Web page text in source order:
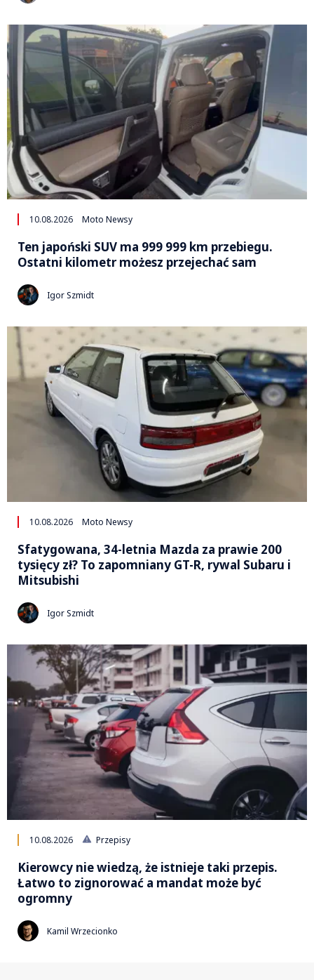
10.08.2026 Moto Newsy
Ten japoński SUV ma 999 999 km przebiegu.
Ostatni kilometr możesz przejechać sam
Igor Szmidt
10.08.2026 Moto Newsy
Sfatygowana, 34-letnia Mazda za prawie 200
tysięcy zł? To zapomniany GT-R, rywal Subaru i
Mitsubishi
Igor Szmidt
10.08.2026 Przepisy
Kierowcy nie wiedzą, że istnieje taki przepis.
Łatwo to zignorować a mandat może być
ogromny
Kamil Wrzecionko